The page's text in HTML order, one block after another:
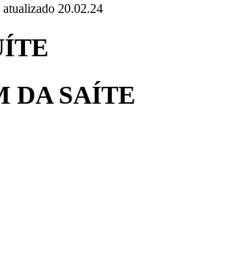
20.02.24
DA SAÍTE